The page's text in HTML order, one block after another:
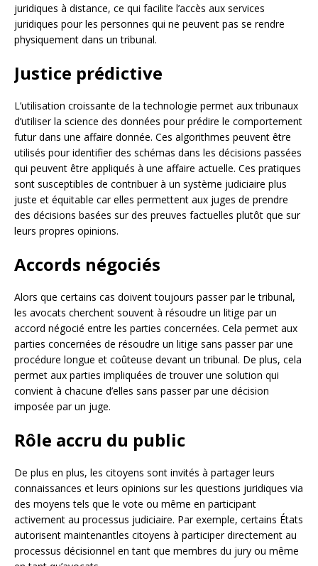
juridiques à distance, ce qui facilite l’accès aux services
juridiques pour les personnes qui ne peuvent pas se rendre
physiquement dans un tribunal.
Justice prédictive
L’utilisation croissante de la technologie permet aux tribunaux
d’utiliser la science des données pour prédire le comportement
futur dans une affaire donnée. Ces algorithmes peuvent être
utilisés pour identifier des schémas dans les décisions passées
qui peuvent être appliqués à une affaire actuelle. Ces pratiques
sont susceptibles de contribuer à un système judiciaire plus
juste et équitable car elles permettent aux juges de prendre
des décisions basées sur des preuves factuelles plutôt que sur
leurs propres opinions.
Accords négociés
Alors que certains cas doivent toujours passer par le tribunal,
les avocats cherchent souvent à résoudre un litige par un
accord négocié entre les parties concernées. Cela permet aux
parties concernées de résoudre un litige sans passer par une
procédure longue et coûteuse devant un tribunal. De plus, cela
permet aux parties impliquées de trouver une solution qui
convient à chacune d’elles sans passer par une décision
imposée par un juge.
Rôle accru du public
De plus en plus, les citoyens sont invités à partager leurs
connaissances et leurs opinions sur les questions juridiques via
des moyens tels que le vote ou même en participant
activement au processus judiciaire. Par exemple, certains États
autorisent maintenantles citoyens à participer directement au
processus décisionnel en tant que membres du jury ou même